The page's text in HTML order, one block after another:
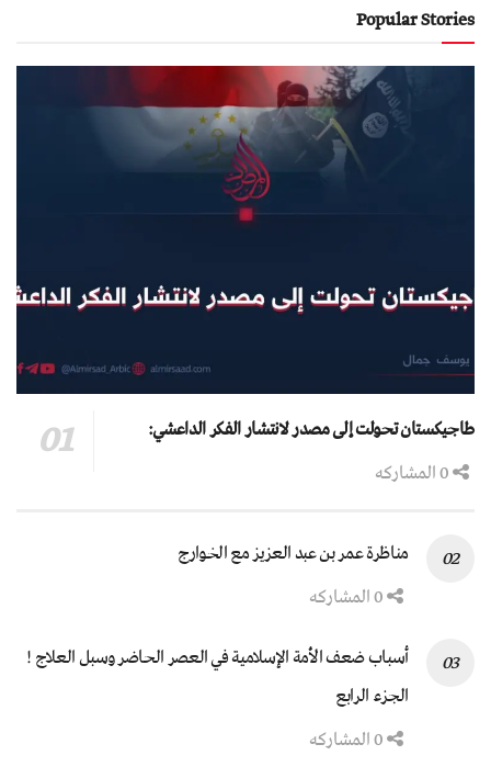
Popular Stories
طاجيكستان تحولت إلى مصدر لانتشار الفكر الداعشي:
مناظرة عمر بن عبد العزيز مع الخوارج
أسباب ضعف الأمة الإسلامية في العصر الحاضر وسبل العلاج !
الجزء الرابع